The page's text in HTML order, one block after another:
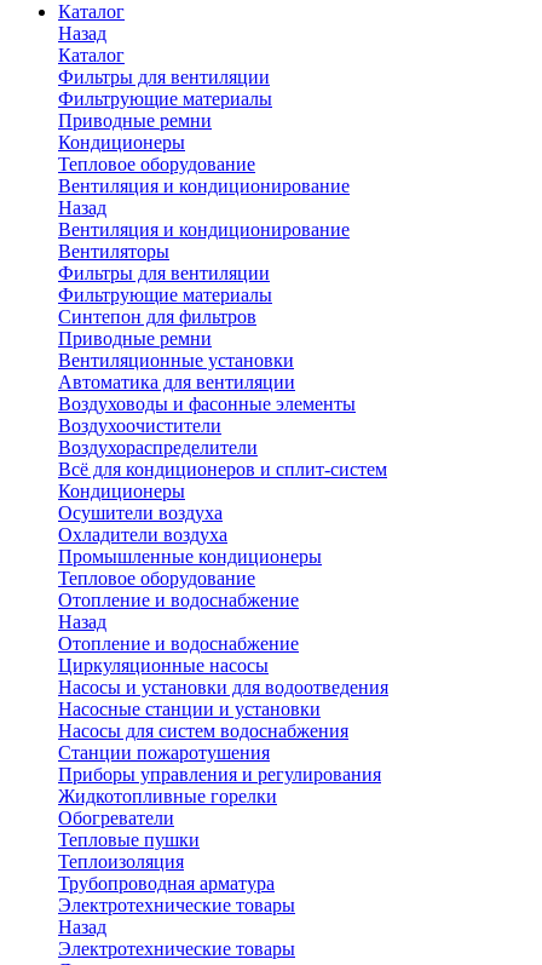
Каталог
Назад
Каталог
Фильтры для вентиляции
Фильтрующие материалы
Приводные ремни
Кондиционеры
Тепловое оборудование
Вентиляция и кондиционирование
Назад
Вентиляция и кондиционирование
Вентиляторы
Фильтры для вентиляции
Фильтрующие материалы
Синтепон для фильтров
Приводные ремни
Вентиляционные установки
Автоматика для вентиляции
Воздуховоды и фасонные элементы
Воздухоочистители
Воздухораспределители
Всё для кондиционеров и сплит-систем
Кондиционеры
Осушители воздуха
Охладители воздуха
Промышленные кондиционеры
Тепловое оборудование
Отопление и водоснабжение
Назад
Отопление и водоснабжение
Циркуляционные насосы
Насосы и установки для водоотведения
Насосные станции и установки
Насосы для систем водоснабжения
Станции пожаротушения
Приборы управления и регулирования
Жидкотопливные горелки
Обогреватели
Тепловые пушки
Теплоизоляция
Трубопроводная арматура
Электротехнические товары
Назад
Электротехнические товары